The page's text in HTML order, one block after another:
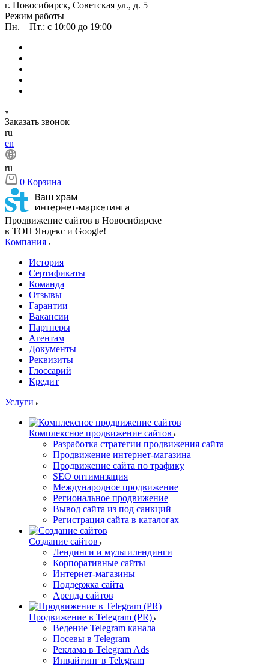
г. Новосибирск, Советская ул., д. 5
Режим работы
Пн. – Пт.: с 10:00 до 19:00
Заказать звонок
ru
en
ru
0 Корзина
Продвижение сайтов в Новосибирске
в ТОП Яндекс и Google!
Компания
История
Сертификаты
Команда
Отзывы
Гарантии
Вакансии
Партнеры
Агентам
Документы
Реквизиты
Глоссарий
Кредит
Услуги
Комплексное продвижение сайтов
Разработка стратегии продвижения сайта
Продвижение интернет-магазина
Продвижение сайта по трафику
SEO оптимизация
Международное продвижение
Региональное продвижение
Вывод сайта из под санкций
Регистрация сайта в каталогах
Создание сайтов
Лендинги и мультилендинги
Корпоративные сайты
Интернет-магазины
Поддержка сайта
Аренда сайтов
Продвижение в Telegram (PR)
Ведение Telegram канала
Посевы в Telegram
Реклама в Telegram Ads
Инвайтинг в Telegram